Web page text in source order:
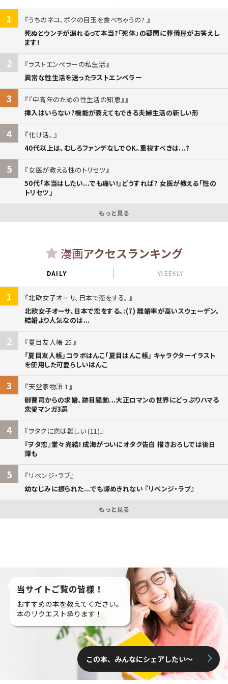
1
うちのネコ、ボクの目玉を食べちゃうの?
死ぬとウンチが漏れるって本当?「死体」の疑問に葬儀屋がお答えし
ます!
2
ラストエンペラーの私生活
異常な性生活を送ったラストエンペラー
3
『中高年のための性生活の知恵』
挿入はいらない?機能が衰えてもできる夫婦生活の新しい形
4
化け活。
40代以上は、むしろファンデなしでOK。重視すべきは...?
5
女医が教える性のトリセツ
50代「本当はしたい...でも痛い!」どうすれば? 女医が教える「性の
トリセツ」
もっと見る
漫画アクセスランキング
DAILY WEEKLY
1
北欧女子オーサ、日本で恋をする。
北欧女子オーサ、日本で恋をする。:(7) 離婚率が高いスウェーデン。
結婚より人気なのは...
2
夏目友人帳 25
「夏目友人帳」コラボはんこ「夏目はんこ帳」 キャラクターイラスト
を使用した可愛らしいはんこ
3
天堂家物語 1
御曹司からの求婚、跡目騒動...大正ロマンの世界にどっぷりハマる
恋愛マンガ3選
4
ヲタクに恋は難しい (11)
『ヲタ恋』堂々完結! 成海がついにオタク告白 描きおろしでは後日
譚も
5
リベンジ・ラブ
幼なじみに振られた...でも諦めきれない 『リベンジ・ラブ』
もっと見る
当サイトご覧の皆様！
おすすめの本を教えてください。
本のリクエスト承ります！
この本、みんなにシェアしたい〜